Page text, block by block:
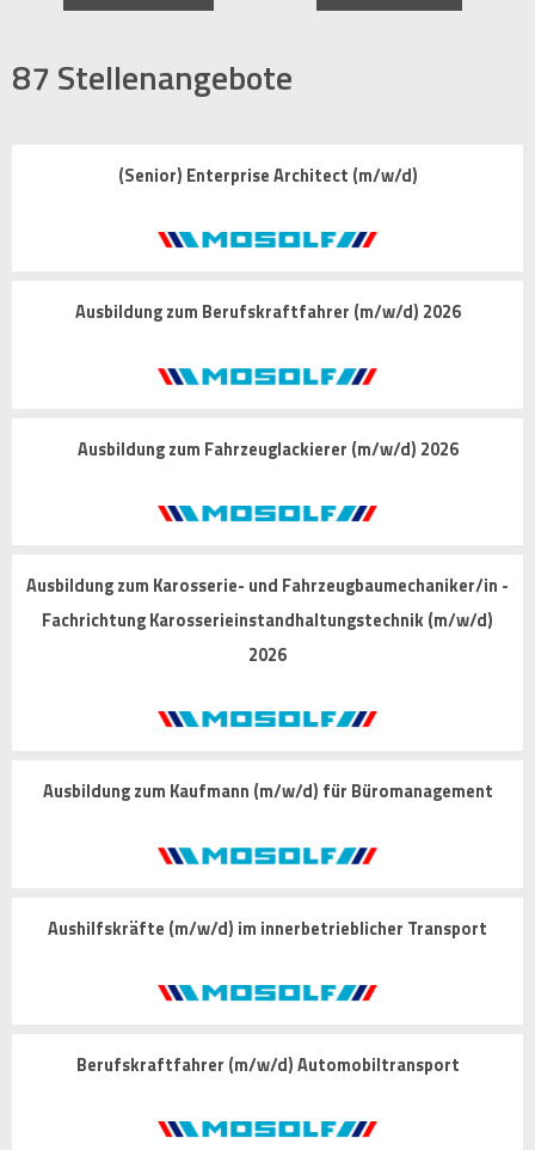
87 Stellenangebote
(Senior) Enterprise Architect (m/w/d)
Ausbildung zum Berufskraftfahrer (m/w/d) 2026
Ausbildung zum Fahrzeuglackierer (m/w/d) 2026
Ausbildung zum Karosserie- und Fahrzeugbaumechaniker/in -
Fachrichtung Karosserieinstandhaltungstechnik (m/w/d)
2026
Ausbildung zum Kaufmann (m/w/d) für Büromanagement
Aushilfskräfte (m/w/d) im innerbetrieblicher Transport
Berufskraftfahrer (m/w/d) Automobiltransport